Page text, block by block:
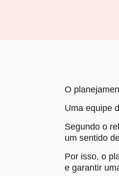
O
Uma equipe
Segundo o
um sentido
Por isso, o
e garantir